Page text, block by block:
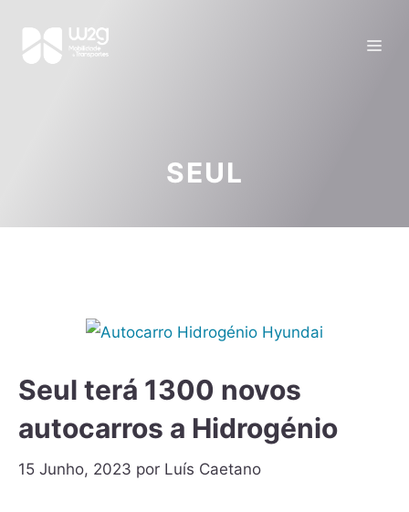
SEUL
Seul terá 1300 novos
autocarros a Hidrogénio
15 Junho, 2023 por Luís Caetano